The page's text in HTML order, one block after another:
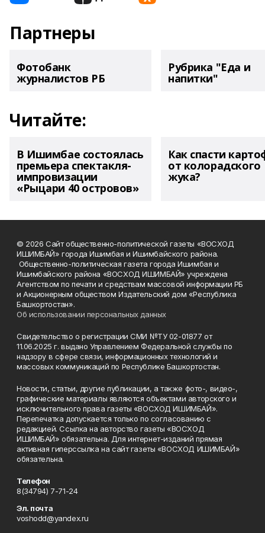
Партнеры
Фотобанк
журналистов РБ
Рубрика "Еда и
напитки"
Читайте:
В Ишимбае состоялась
премьера спектакля-
импровизации
«Рыцари 40 островов»
Как спасти
от колорадского
жука?
© 2026 Сайт общественно-политической газеты «ВОСХОД
ИШИМБАЙ» города Ишимбая и Ишимбайского района.
Общественно-политическая газета города Ишимбая и
Ишимбайского района «ВОСХОД ИШИМБАЙ» учреждена
Агентством по печати и средствам массовой информации РБ
и Акционерным обществом Издательский дом «Республика
Башкортостан».
Об использовании персональных данных
Свидетельство о регистрации СМИ №ТУ 02-01877 от
11.06.2025 г. выдано Управлением Федеральной службы по
надзору в сфере связи, информационных технологий и
массовых коммуникаций по Республике Башкортостан.
Новости, статьи, другие публикации, а также фото-, видео-,
графические материалы являются объектами авторского и
исключительного права газеты «ВОСХОД ИШИМБАЙ».
Перепечатка допускается только по согласованию с
редакцией. Ссылка на авторство газеты «ВОСХОД
ИШИМБАЙ» обязательна. Для интернет-изданий прямая
активная гиперссылка на сайт газеты «ВОСХОД ИШИМБАЙ»
обязательна.
Телефон
8(34794) 7-71-24
Эл. почта
voshodd@yandex.ru